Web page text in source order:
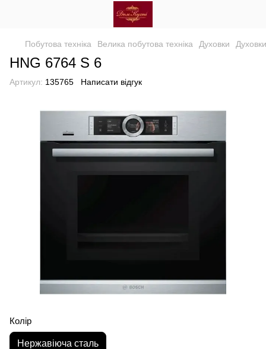
Побутова техніка Велика побутова техніка Духовки
HNG 6764 S 6
Артикул: 135765 Написати відгук
Колір
Нержавіюча сталь